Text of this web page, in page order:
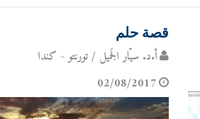
قصة حلم
أ.د. سيّار الجَميل / تورنتو - كندا
02/08/2017